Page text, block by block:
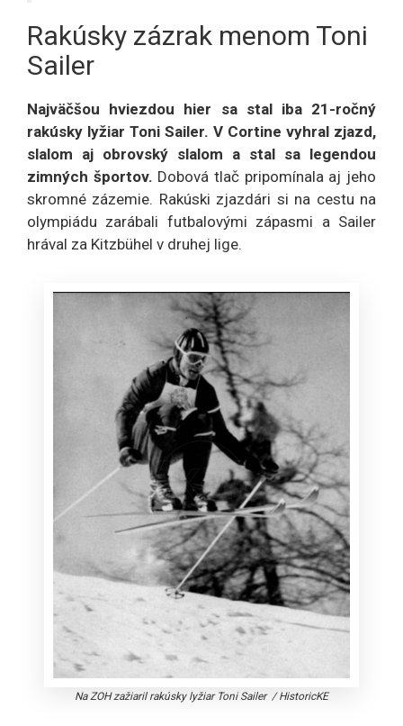
Rakúsky zázrak menom Toni
Sailer
Najväčšou hviezdou hier sa stal iba 21-ročný
rakúsky lyžiar Toni Sailer. V Cortine vyhral zjazd,
slalom aj obrovský slalom a stal sa legendou
zimných športov. Dobová tlač pripomínala aj jeho
skromné zázemie. Rakúski zjazdári si na cestu na
olympiádu zarábali futbalovými zápasmi a Sailer
hrával za Kitzbühel v druhej lige.
Na ZOH zažiaril rakúsky lyžiar Toni Sailer /HistoricKE